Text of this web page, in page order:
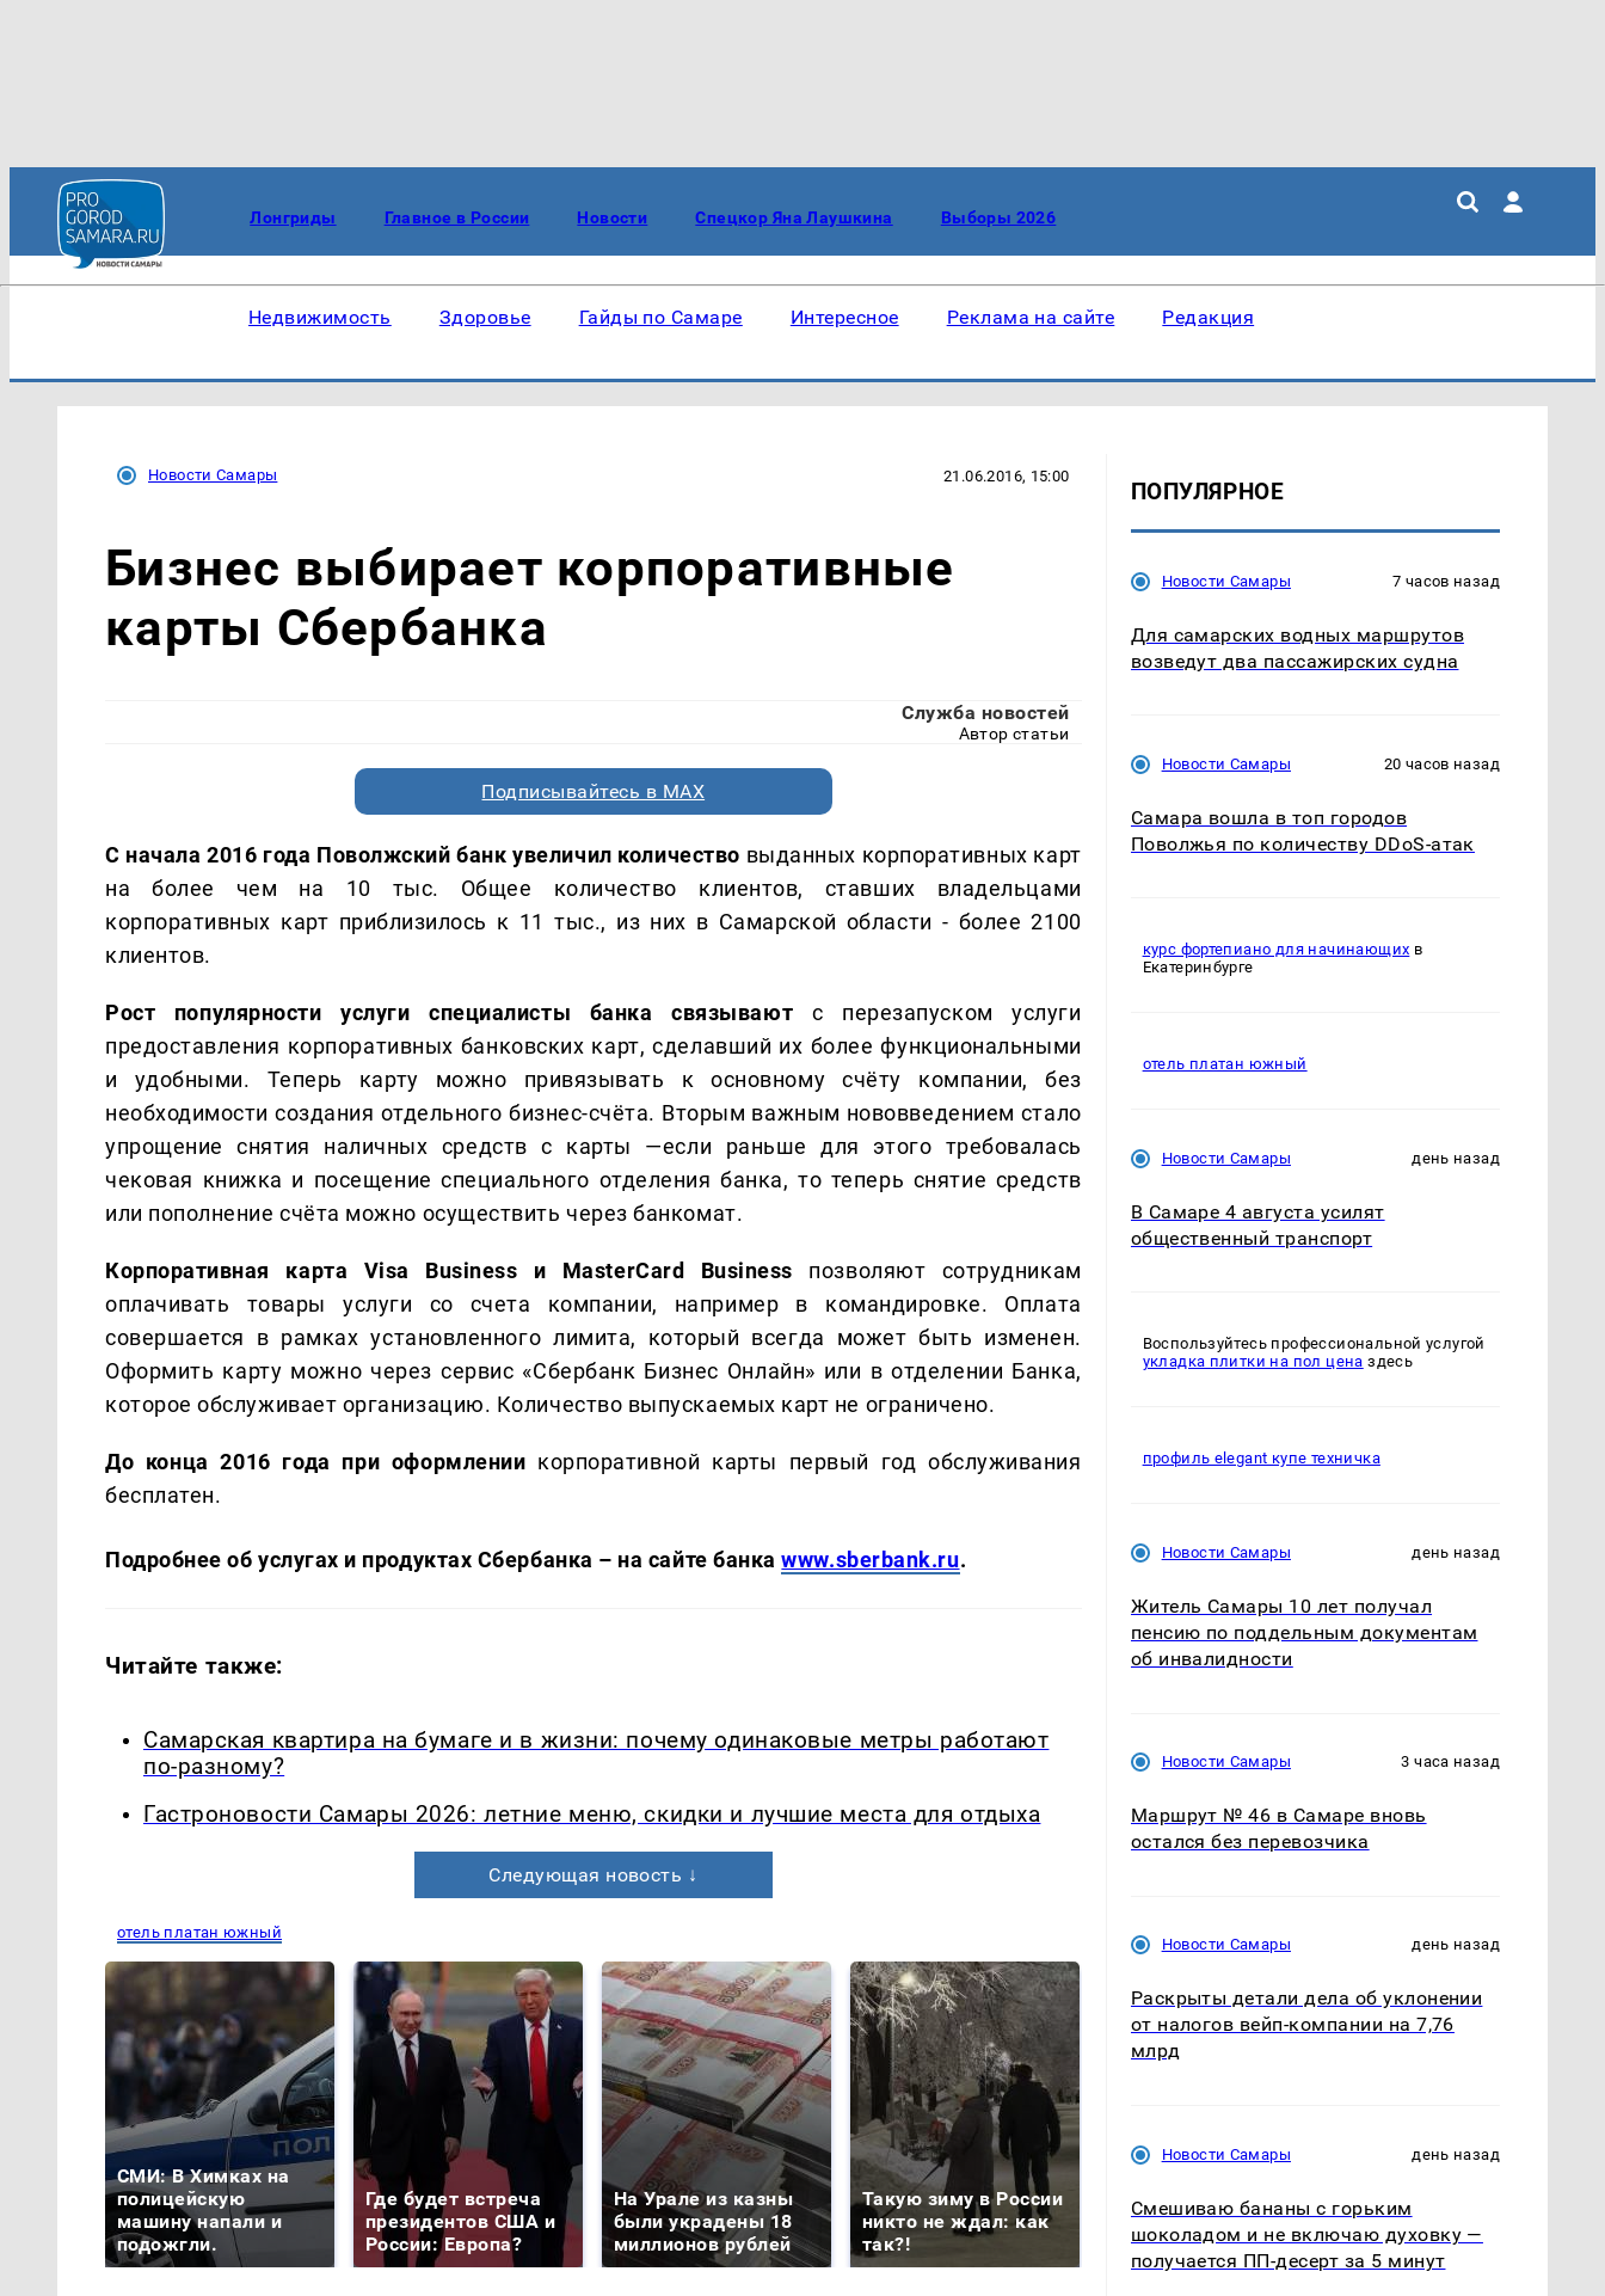
Лонгриды Главное в России Новости Спецкор Яна Лаушкина Выборы 2026
Недвижимость Здоровье Гайды по Самаре Интересное Реклама на сайте Редакция
Новости Самары 21.06.2016, 15:00
Бизнес выбирает корпоративные
карты Сбербанка
Служба новостей
Автор статьи
Подписывайтесь в MAX
С начала 2016 года Поволжский банк увеличил количество выданных корпоративных карт
на более чем на 10 тыс. Общее количество клиентов, ставших владельцами
корпоративных карт приблизилось к 11 тыс., из них в Самарской области - более 2100
клиентов.
Рост популярности услуги специалисты банка связывают с перезапуском услуги
предоставления корпоративных банковских карт, сделавший их более функциональными
и удобными. Теперь карту можно привязывать к основному счёту компании, без
необходимости создания отдельного бизнес-счёта. Вторым важным нововведением стало
упрощение снятия наличных средств с карты —если раньше для этого требовалась
чековая книжка и посещение специального отделения банка, то теперь снятие средств
или пополнение счёта можно осуществить через банкомат.
Корпоративная карта Visa Business и MasterCard Business позволяют сотрудникам
оплачивать товары услуги со счета компании, например в командировке. Оплата
совершается в рамках установленного лимита, который всегда может быть изменен.
Оформить карту можно через сервис «Сбербанк Бизнес Онлайн» или в отделении Банка,
которое обслуживает организацию. Количество выпускаемых карт не ограничено.
До конца 2016 года при оформлении корпоративной карты первый год обслуживания
бесплатен.
Подробнее об услугах и продуктах Сбербанка – на сайте банкаwww.sberbank.ru.
Читайте также:
Самарская квартира на бумаге и в жизни: почему одинаковые метры работают
по-разному?
Гастроновости Самары 2026: летние меню, скидки и лучшие места для отдыха
Следующая новость ↓
отель платан южный
СМИ: В Химках на
полицейскую
машину напали и
подожгли.
Где будет встреча
президентов США и
России: Европа?
На Урале из казны
были украдены 18
миллионов рублей
Такую зиму в России
никто не ждал: как
так?!
Как выглядит место
крушение вертолета на
Кавказе: смотреть
готовую еду из
магазина: список
ПОПУЛЯРНОЕ
Новости Самары 7 часов назад
Для самарских водных маршрутов
возведут два пассажирских судна
Новости Самары 20 часов назад
Самара вошла в топ городов
Поволжья по количеству DDoS-атак
курс фортепиано для начинающих в
Екатеринбурге
отель платан южный
Новости Самары день назад
В Самаре 4 августа усилят
общественный транспорт
Воспользуйтесь профессиональной услугой
укладка плитки на пол цена здесь
профиль elegant купе техничка
Новости Самары день назад
Житель Самары 10 лет получал
пенсию по поддельным документам
об инвалидности
Новости Самары 3 часа назад
Маршрут № 46 в Самаре вновь
остался без перевозчика
Новости Самары день назад
Раскрыты детали дела об уклонении
от налогов вейп-компании на 7,76
млрд
Новости Самары день назад
Смешиваю бананы с горьким
шоколадом и не включаю духовку —
получается ПП-десерт за 5 минут